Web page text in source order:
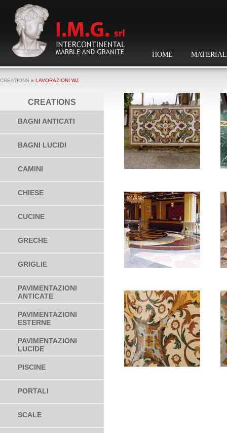
HOME
CREATIONS » LAVORAZIONI WJ
CREATIONS
BAGNI ANTICATI
BAGNI LUCIDI
CAMINI
CHIESE
CUCINE
GRECHE
GRIGLIE
PAVIMENTAZIONI
ANTICATE
PAVIMENTAZIONI
ESTERNE
PAVIMENTAZIONI
LUCIDE
PISCINE
PORTALI
SCALE